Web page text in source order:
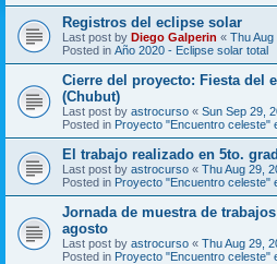
Registros del eclipse solar
Last post by Diego Galperin « Thu Aug
Posted in Año 2020 - Eclipse solar total
Cierre del proyecto: Fiesta del
(Chubut)
Last post by astrocurso « Sun Sep 29,
Posted in Proyecto "Encuentro celeste"
El trabajo realizado en 5to.
Last post by astrocurso « Thu Aug 29,
Posted in Proyecto "Encuentro celeste"
Jornada de muestra de
agosto
Last post by astrocurso « Thu Aug 29,
Posted in Proyecto "Encuentro celeste"